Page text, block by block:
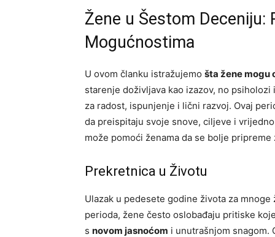
Žene u Šestom Deceniju:
Mogućnostima
U ovom članku istražujemo šta žene mogu
starenje doživljava kao izazov, no
za radost, ispunjenje i lični razvoj. Ovaj
da preispitaju svoje snove, ciljeve i
može pomoći ženama da se bolje
Prekretnica u Životu
Ulazak u pedesete godine života za
perioda, žene često oslobađaju pritiske
s novom jasnoćom i unutrašnjom snagom.